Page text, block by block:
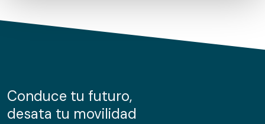
de cookies.
información sobre el uso que haga del sitio web con
nuestros partners de redes sociales, publicidad y análisis
Conduce tu futuro,
desata tu movilidad